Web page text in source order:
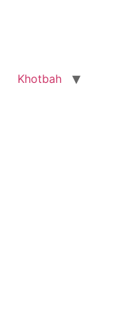
Khotbah